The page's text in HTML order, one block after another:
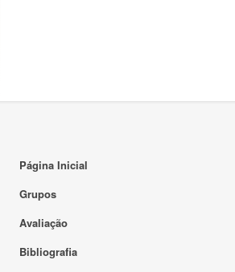
Página Inicial
Grupos
Avaliação
Bibliografia